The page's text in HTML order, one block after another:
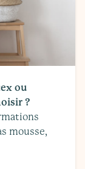
ou
?
mousse,